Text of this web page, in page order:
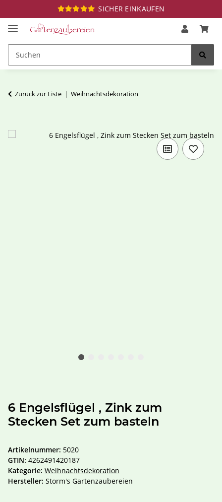
SICHER EINKAUFEN
Zurück zur Liste Weihnachtsdekoration
6 Engelsflügel , Zink zum
Stecken Set zum basteln
Artikelnummer: 5020
GTIN: 4262491420187
Kategorie: Weihnachtsdekoration
Hersteller: Storm's Gartenzaubereien